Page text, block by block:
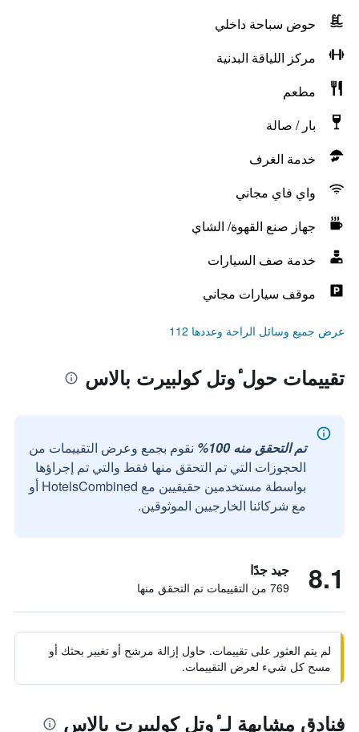
حوض سباحة داخلي
مركز اللياقة البدنية
مطعم
بار / صالة
خدمة الغرف
واي فاي مجاني
جهاز صنع القهوة/ الشاي
خدمة صف السيارات
موقف سيارات مجاني
عرض جميع وسائل الراحة وعددها 112
تقييمات حول ٔوتل كولبيرت بالاس
تم التحقق منه 100%
نقوم بجمع وعرض التقييمات من
الحجوزات التي تم التحقق منها فقط والتي تم إجراؤها
بواسطة مستخدمين حقيقيين مع HotelsCombined أو
مع شركائنا الخارجيين الموثوقين.
8.1 جيد جدًا
769 من التقييمات تم التحقق منها
لم يتم العثور على تقييمات. حاول إزالة مرشح أو تغيير بحثك أو
مسح كل شيء لعرض التقييمات.
فنادق مشابهة لـ ٔوتل كولبيرت بالاس